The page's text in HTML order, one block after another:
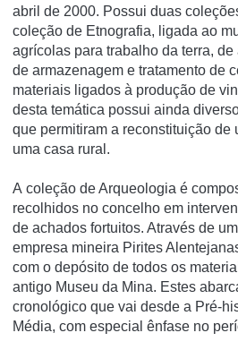
abril de 2000. Possui duas
coleção de Etnografia, ligada ao
agrícolas para trabalho da terra,
de armazenagem e tratamento de
materiais ligados à produção de
desta temática possui ainda
que permitiram a reconstituição de
uma casa rural.
A coleção de Arqueologia é
recolhidos no concelho em
de achados fortuitos. Através de
empresa mineira Pirites
com o depósito de todos os
antigo Museu da Mina. Estes
cronológico que vai desde a Pré-
Média, com especial ênfase no